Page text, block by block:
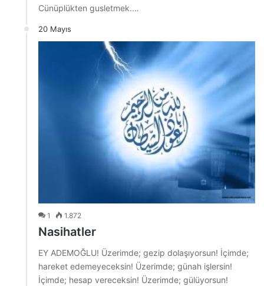
Cünüplükten gusletmek.…
20 Mayıs
1 1.872
Nasihatler
EY ADEMOĞLU! Üzerimde; gezip dolaşıyorsun! İçimde;
hareket edemeyeceksin! Üzerimde; günah işlersin!
İçimde; hesap vereceksin! Üzerimde; gülüyorsun!